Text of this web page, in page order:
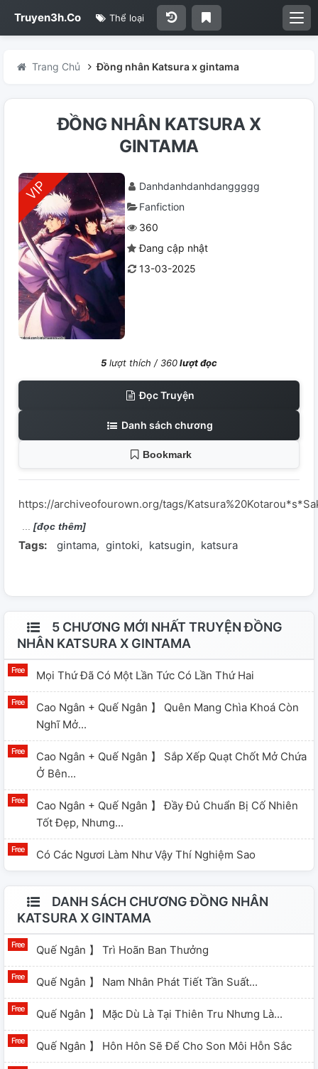
Truyen3h.Co Thể loại
Trang Chủ Đồng nhân Katsura x gintama
ĐỒNG NHÂN KATSURA X
GINTAMA
Danhdanhdanhdanggggg
Fanfiction
360
Đang cập nhật
13-03-2025
5 lượt thích /360lượt đọc
Đọc Truyện
Danh sách chương
Bookmark
https://archiveofourown.org/tags/
[đọc thêm]
Tags: gintama gintoki katsugin katsura
5 CHƯƠNG MỚI NHẤT TRUYỆN ĐỒNG
NHÂN KATSURA X GINTAMA
Mọi Thứ Đã Có Một Lần Tức Có Lần Thứ Hai
Cao Ngân + Quế Ngân 】 Quên Mang Chìa Khoá Còn
Nghĩ Mở...
Cao Ngân + Quế Ngân 】 Sắp Xếp Quạt Chốt Mở Chứa
Ở Bên...
Cao Ngân + Quế Ngân 】 Đầy Đủ Chuẩn Bị Cố Nhiên
Tốt Đẹp, Nhưng...
Có Các Ngươi Làm Như Vậy Thí Nghiệm Sao
DANH SÁCH CHƯƠNG ĐỒNG NHÂN
KATSURA X GINTAMA
Quế Ngân 】 Trì Hoãn Ban Thưởng
Quế Ngân 】 Nam Nhân Phát Tiết Tần Suất...
Quế Ngân 】 Mặc Dù Là Tại Thiên Tru Nhưng Là...
Quế Ngân 】 Hôn Hôn Sẽ Để Cho Son Môi Hỗn Sắc